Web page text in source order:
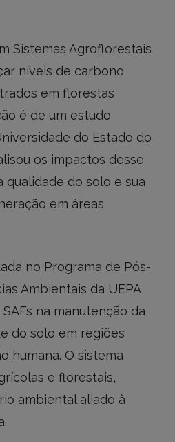
Sistemas Agroflorestais
níveis de carbono
em florestas
é de um estudo
do Estado do
os impactos desse
do solo e sua
em áreas
no Programa de Pós-
Ambientais da UEPA
na manutenção da
do solo em regiões
humana. O sistema
e florestais,
ambiental aliado à